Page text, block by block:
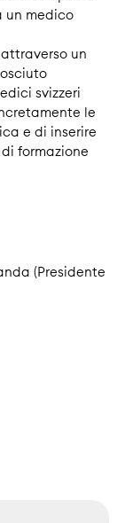
un medico
un
svizzeri
le
e di inserire
formazione
(Presidente